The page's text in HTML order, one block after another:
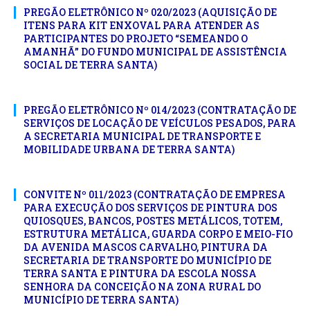
PREGÃO ELETRÔNICO Nº 020/2023 (AQUISIÇÃO DE
ITENS PARA KIT ENXOVAL PARA ATENDER AS
PARTICIPANTES DO PROJETO “SEMEANDO O
AMANHÃ” DO FUNDO MUNICIPAL DE ASSISTÊNCIA
SOCIAL DE TERRA SANTA)
PREGÃO ELETRÔNICO Nº 014/2023 (CONTRATAÇÃO DE
SERVIÇOS DE LOCAÇÃO DE VEÍCULOS PESADOS, PARA
A SECRETARIA MUNICIPAL DE TRANSPORTE E
MOBILIDADE URBANA DE TERRA SANTA)
CONVITE Nº 011/2023 (CONTRATAÇÃO DE EMPRESA
PARA EXECUÇÃO DOS SERVIÇOS DE PINTURA DOS
QUIOSQUES, BANCOS, POSTES METÁLICOS, TOTEM,
ESTRUTURA METÁLICA, GUARDA CORPO E MEIO-FIO
DA AVENIDA MASCOS CARVALHO, PINTURA DA
SECRETARIA DE TRANSPORTE DO MUNICÍPIO DE
TERRA SANTA E PINTURA DA ESCOLA NOSSA
SENHORA DA CONCEIÇÃO NA ZONA RURAL DO
MUNICÍPIO DE TERRA SANTA)